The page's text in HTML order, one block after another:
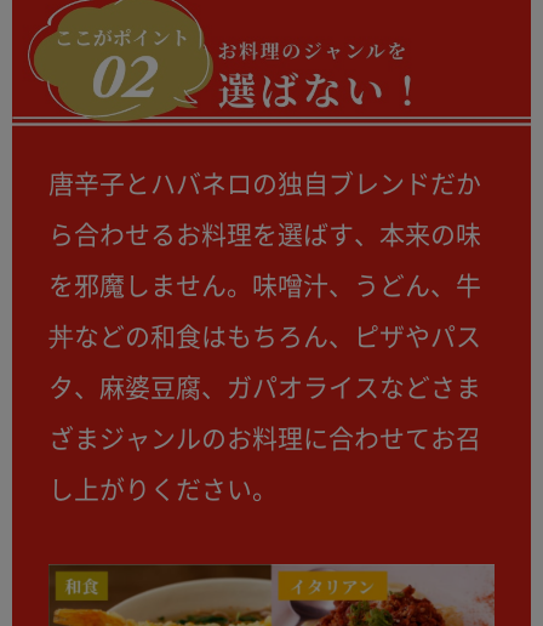
唐辛子とハバネロの独自ブレンドだか
ら合わせるお料理を選ばす、本来の味
を邪魔しません。味噌汁、うどん、牛
丼などの和食はもちろん、ピザやパス
タ、麻婆豆腐、ガパオライスなどさま
ざまジャンルのお料理に合わせてお召
し上がりください。